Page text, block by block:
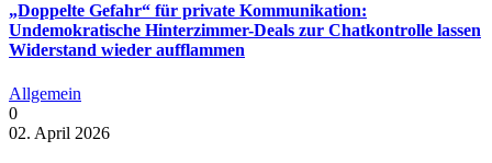
„Doppelte Gefahr“ für private Kommunikation:
Undemokratische Hinterzimmer-Deals zur Chatkontrolle lassen
Widerstand wieder aufflammen
Allgemein
0
02. April 2026